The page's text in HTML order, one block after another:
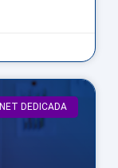
DEDICADA